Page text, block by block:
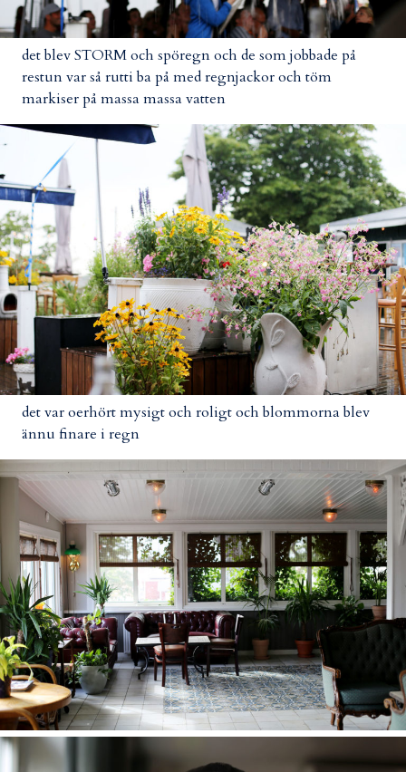
det blev STORM och spöregn och de som jobbade på
restun var så rutti ba på med regnjackor och töm
markiser på massa massa vatten
det var oerhört mysigt och roligt och blommorna blev
ännu finare i regn